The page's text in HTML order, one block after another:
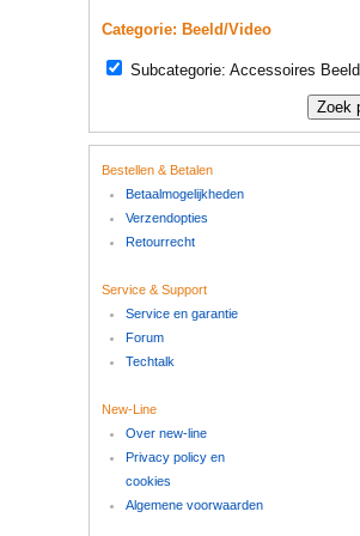
Categorie: Beeld/Video
Subcategorie: Accessoires Beeld
Bestellen & Betalen
Betaalmogelijkheden
Verzendopties
Retourrecht
Service & Support
Service en garantie
Forum
Techtalk
New-Line
Over new-line
Privacy policy en
cookies
Algemene voorwaarden